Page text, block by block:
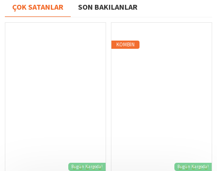
ÇOK SATANLAR SON BAKILANLAR
Bugün Kargoda! Bugün Kargoda!
KOMBIN